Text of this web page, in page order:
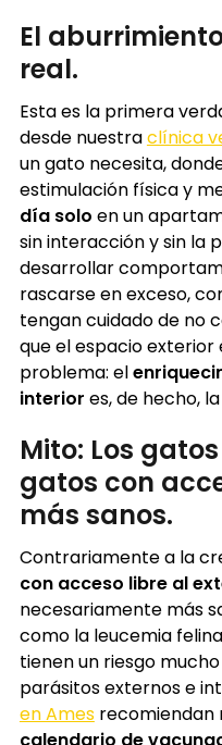
El
real.
Esta es la primera
desde nuestraclínica
un gato necesita,
estimulación física y
día solo en un
sin interacción y sin la
desarrollar
rascarse en exceso,
tengan cuidado de no
que el espacio exterior
problema: el
interior es, de hecho,
Mito: Los
gatos con
más sanos.
Contrariamente a la
con acceso libre al
necesariamente más
como la leucemia
tienen un riesgo
parásitos externos e
en Amesrecomiendan